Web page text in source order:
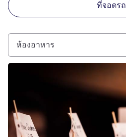
ที่จอดรถ
ห้องอาหาร
ดูรายละเอียด